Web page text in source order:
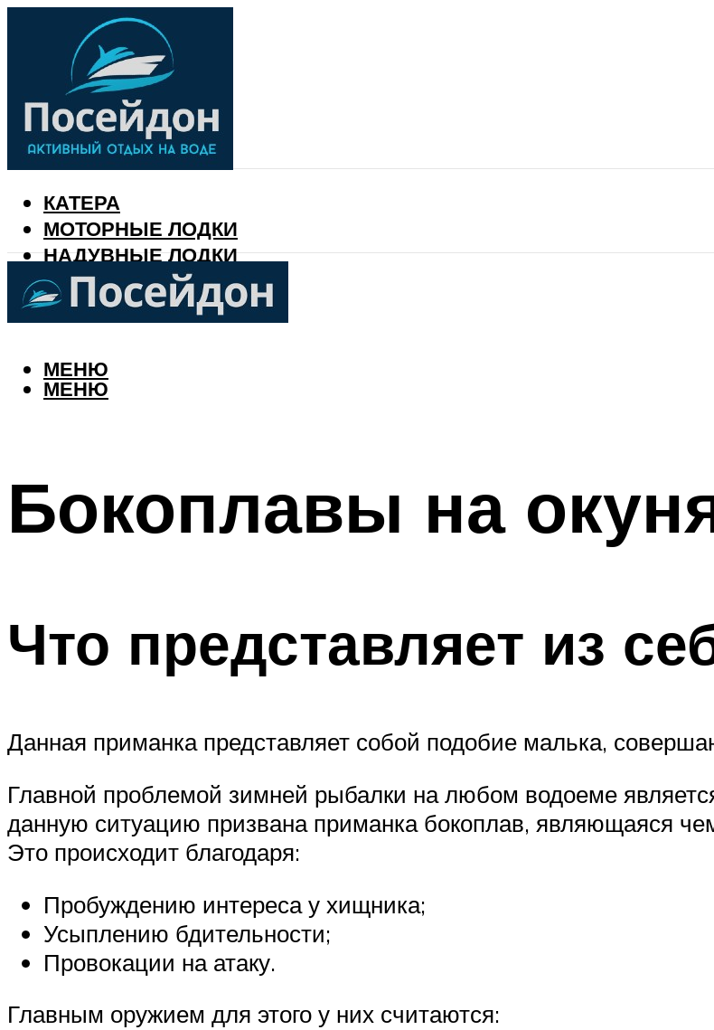
КАТЕРА
МОТОРНЫЕ ЛОДКИ
НАДУВНЫЕ ЛОДКИ
РЫБАЛКА
КАЛЕНДАРЬ РЫБАКА
МЕНЮ
МЕНЮ
Бокоплавы на
Что представляет из
Данная приманка представляет собой подобие малька,
Главной проблемой зимней рыбалки на любом водоеме
данную ситуацию призвана приманка бокоплав, являющаяся
Это происходит благодаря:
Пробуждению интереса у хищника;
Усыплению бдительности;
Провокации на атаку.
Главным оружием для этого у них считаются: